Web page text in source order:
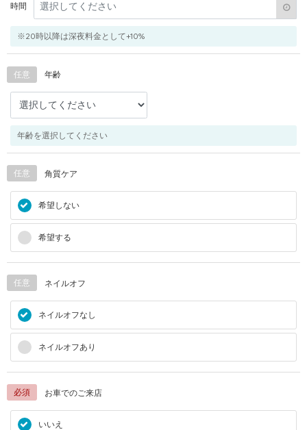
時間
※20時以降は深夜料金として+10%
年齢
任意
年齢を選択してください
角質ケア
任意
希望しない
希望する
ネイルオフ
任意
ネイルオフなし
ネイルオフあり
お車でのご来店
必須
いいえ